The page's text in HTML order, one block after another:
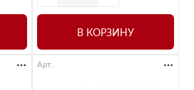
В КОРЗИНУ
Арт.